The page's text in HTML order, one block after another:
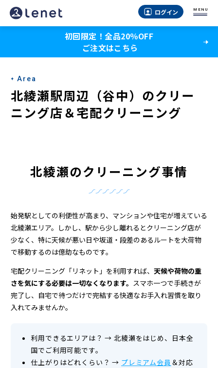
北
綾
駅
周
辺
（谷
ニ
ン
グ
店
＆
宅
ログイン MENU
初回限定！全品20％OFF
ご注文はこちら
Area
北綾瀬駅周辺（谷中）のクリー
ニング店＆宅配クリーニング
北綾瀬のクリーニング事情
始発駅としての利便性が高まり、マンションや住宅が増えている
北綾瀬エリア。しかし、駅から少し離れるとクリーニング店が
少なく、特に天候が悪い日や坂道・段差のあるルートを大荷物
で移動するのは億劫なものです。
宅配クリーニング「リネット」を利用すれば、 天候や荷物の重
さを気にする必要は一切なくなります。 スマホ一つで手続きが
完了し、自宅で待つだけで完結する快適なお手入れ習慣を取り
入れてみませんか。
利用できるエリアは？ →北綾瀬をはじめ、日本全
国でご利用可能です。
仕上がりはどれくらい？ → プレミアム会員 ＆対応